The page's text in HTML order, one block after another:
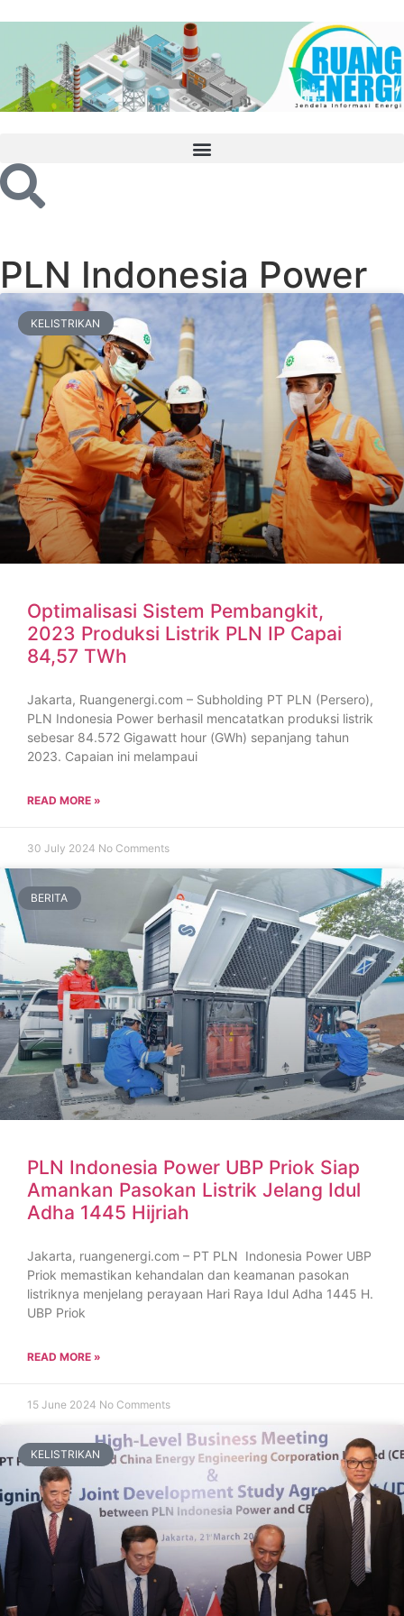
PLN Indonesia Power
KELISTRIKAN
Optimalisasi Sistem Pembangkit,
2023 Produksi Listrik PLN IP Capai
84,57 TWh
Jakarta, Ruangenergi.com – Subholding PT PLN (Persero),
PLN Indonesia Power berhasil mencatatkan produksi listrik
sebesar 84.572 Gigawatt hour (GWh) sepanjang tahun
2023. Capaian ini melampaui
READ MORE »
30 July 2024 No Comments
BERITA
PLN Indonesia Power UBP Priok Siap
Amankan Pasokan Listrik Jelang Idul
Adha 1445 Hijriah
Jakarta, ruangenergi.com – PT PLN Indonesia Power UBP
Priok memastikan kehandalan dan keamanan pasokan
listriknya menjelang perayaan Hari Raya Idul Adha 1445 H.
UBP Priok
READ MORE »
15 June 2024 No Comments
KELISTRIKAN